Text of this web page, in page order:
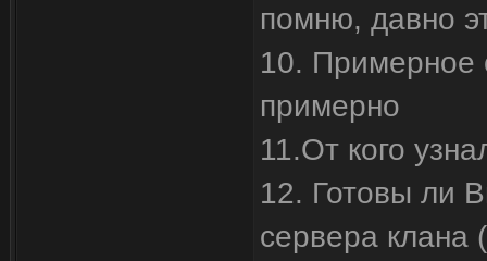
помню, давно
10. Примерное
примерно
11.От кого
12. Готовы ли
сервера клана